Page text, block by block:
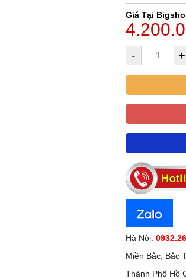
Giá Tại
- +
Hà Nội:
Miền Bắc, Bắc
Thành Phố Hồ